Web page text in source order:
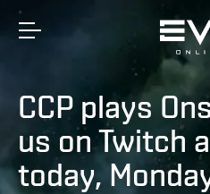
CCP plays
us on Twitch
today,